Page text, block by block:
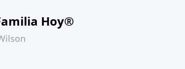
Hoy®